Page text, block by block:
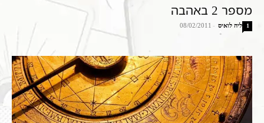
מספר 2 באהבה
ליה לואיס -
08/02/2011 1